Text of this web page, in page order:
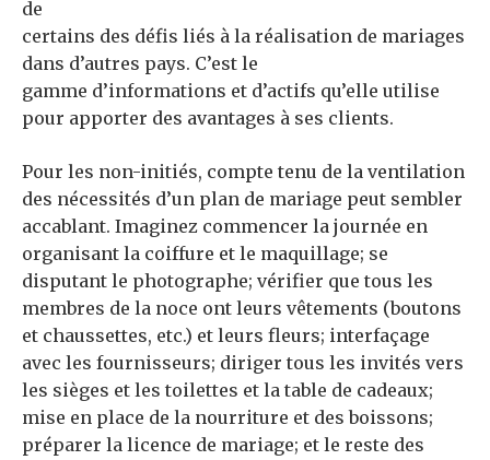
de
certains des défis liés à la réalisation de mariages
dans d’autres pays. C’est le
gamme d’informations et d’actifs qu’elle utilise
pour apporter des avantages à ses clients.
Pour les non-initiés, compte tenu de la ventilation
des nécessités d’un plan de mariage peut sembler
accablant. Imaginez commencer la journée en
organisant la coiffure et le maquillage; se
disputant le photographe; vérifier que tous les
membres de la noce ont leurs vêtements (boutons
et chaussettes, etc.) et leurs fleurs; interfaçage
avec les fournisseurs; diriger tous les invités vers
les sièges et les toilettes et la table de cadeaux;
mise en place de la nourriture et des boissons;
préparer la licence de mariage; et le reste des